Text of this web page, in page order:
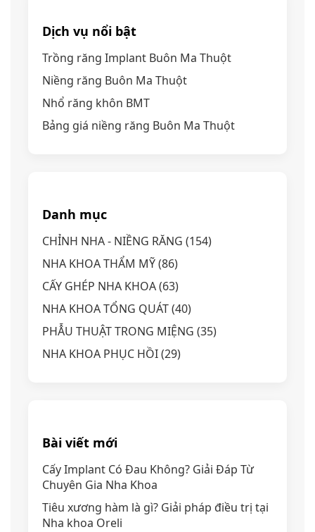
Dịch vụ nổi bật
Trồng răng Implant Buôn Ma Thuột
Niềng răng Buôn Ma Thuột
Nhổ răng khôn BMT
Bảng giá niềng răng Buôn Ma Thuột
Danh mục
CHỈNH NHA - NIỀNG RĂNG (154)
NHA KHOA THẨM MỸ(86)
CẤY GHÉP NHA KHOA(63)
NHA KHOA TỔNG QUÁT(40)
PHẪU THUẬT TRONG MIỆNG (35)
NHA KHOA PHỤC HỒI(29)
Bài viết mới
Cấy Implant Có Đau Không? Giải Đáp Từ
Chuyên Gia Nha Khoa
Tiêu xương hàm là gì? Giải pháp điều trị tại
Nha khoa Oreli